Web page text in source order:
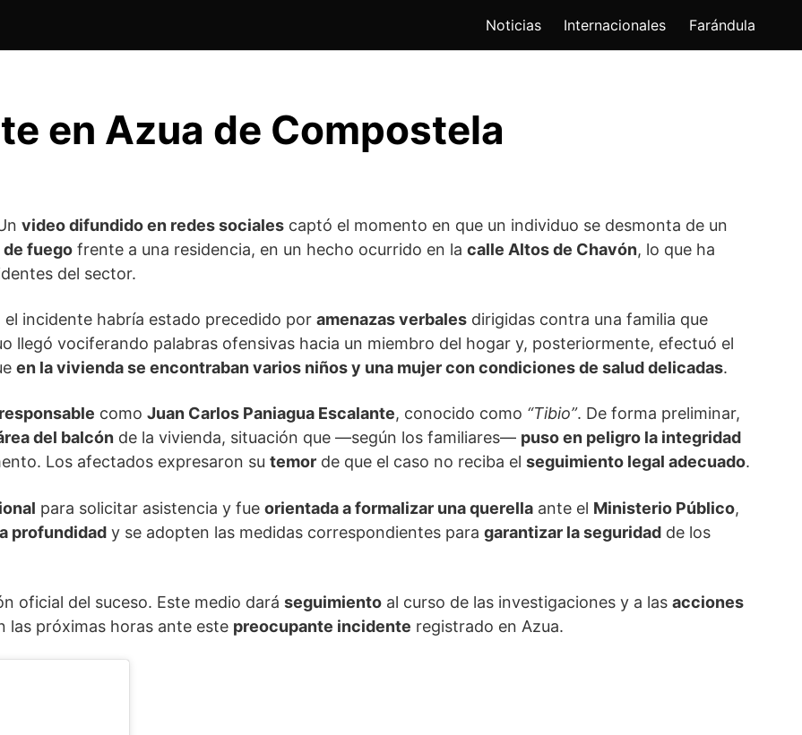
Noticias Internacionales Farándula
en Azua de Compostela
video difundido en redes sociales captó el momento en que un individuo se desmonta de un
de fuego frente a una residencia, en un hecho ocurrido en la calle Altos de Chavón, lo que ha
del sector.
incidente habría estado precedido por amenazas verbales dirigidas contra una familia que
llegó vociferando palabras ofensivas hacia un miembro del hogar y, posteriormente, efectuó el
en la vivienda se encontraban varios niños y una mujer con condiciones de salud delicadas.
como Juan Carlos Paniagua Escalante, conocido como “Tibio”. De forma preliminar,
del balcón de la vivienda, situación que —según los familiares— puso en peligro la integridad
Los afectados expresaron su temor de que el caso no reciba el seguimiento legal adecuado.
para solicitar asistencia y fue orientada a formalizar una querella ante el Ministerio Público,
profundidad y se adopten las medidas correspondientes para garantizar la seguridad de los
oficial del suceso. Este medio dará seguimiento al curso de las investigaciones y a las acciones
las próximas horas ante este preocupante incidente registrado en Azua.